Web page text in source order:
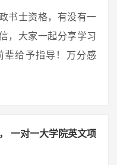
书士资格，有没有一
，大家一起分享学习
辈给予指导！万分感
一对一大学院英文项